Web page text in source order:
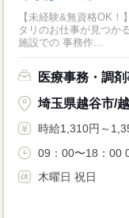
【未経験&無資格OK
タリのお仕事が見つかる★ ◇お仕事内容◇ 病院やクリニッ
施設での 事務作...
医療事務・調
埼玉県越谷市/
時給1,310円～
09：00〜18：00
木曜日 祝日